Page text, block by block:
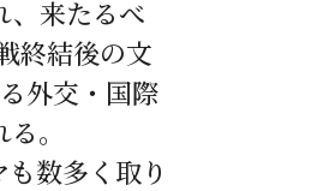
、来たるべ
終結後の文
外交・国際
。
数多く取り